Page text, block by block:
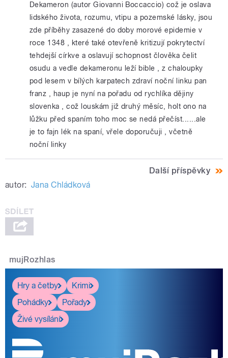
Dekameron (autor Giovanni Boccaccio) což je oslava
lidského života, rozumu, vtipu a pozemské lásky, jsou
zde příběhy zasazené do doby morové epidemie v
roce 1348 , které také otevřeně kritizují pokrytectví
tehdejší církve a oslavují schopnost člověka čelit
osudu a vedle dekameronu leží bible , z chaloupky
pod lesem v bílých karpatech zdraví noční linku pan
franz , haup je nyní na pořadu od rychlíka dějiny
slovenka , což louskám již druhý měsíc, holt ono na
lůžku před spaním toho moc se nedá přečíst......ale
je to fajn lék na spaní, vřele doporučuji , včetně
noční linky
Další příspěvky
autor: Jana Chládková
mujRozhlas
Hry a četby
Krimi
Pohádky
Pořady
Živé vysílání